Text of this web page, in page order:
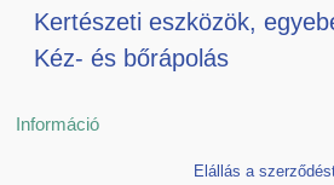
Kertészeti eszközök,
Kéz- és bőrápolás
Információ
Elállás a